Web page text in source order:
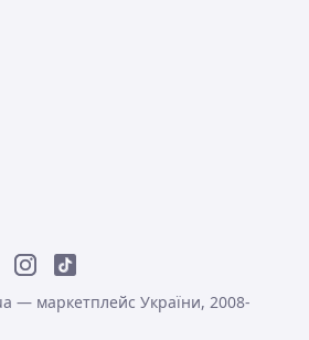
— маркетплейс України, 2008-